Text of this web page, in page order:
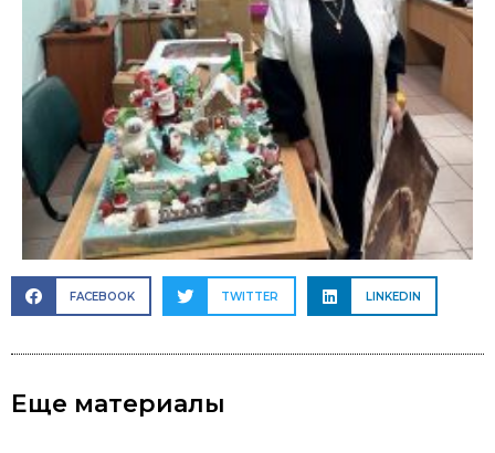
FACEBOOK TWITTER LINKEDIN
Еще материалы